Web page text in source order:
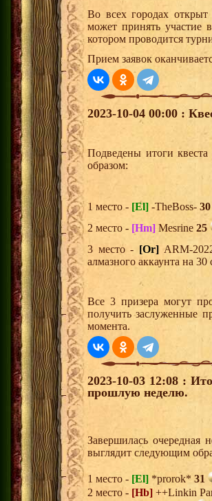
Во всех городах
может принять участие
котором проводится
Прием заявок
2023-10-04 00:00 :
Подведены итоги
образом:
1 место - [El] -TheBoss- 30
2 место - [Hm] Mesrine 25
3 место - [Or]ARM-
алмазного аккаунта на 30
Все 3 призера могут
получить заслуженные
момента.
2023-10-03 12:08 :
прошлую неделю.
Завершилась очередная
выглядит следующим
1 место - [El] *prorok* 31
2 место - [Hb] ++Linkin